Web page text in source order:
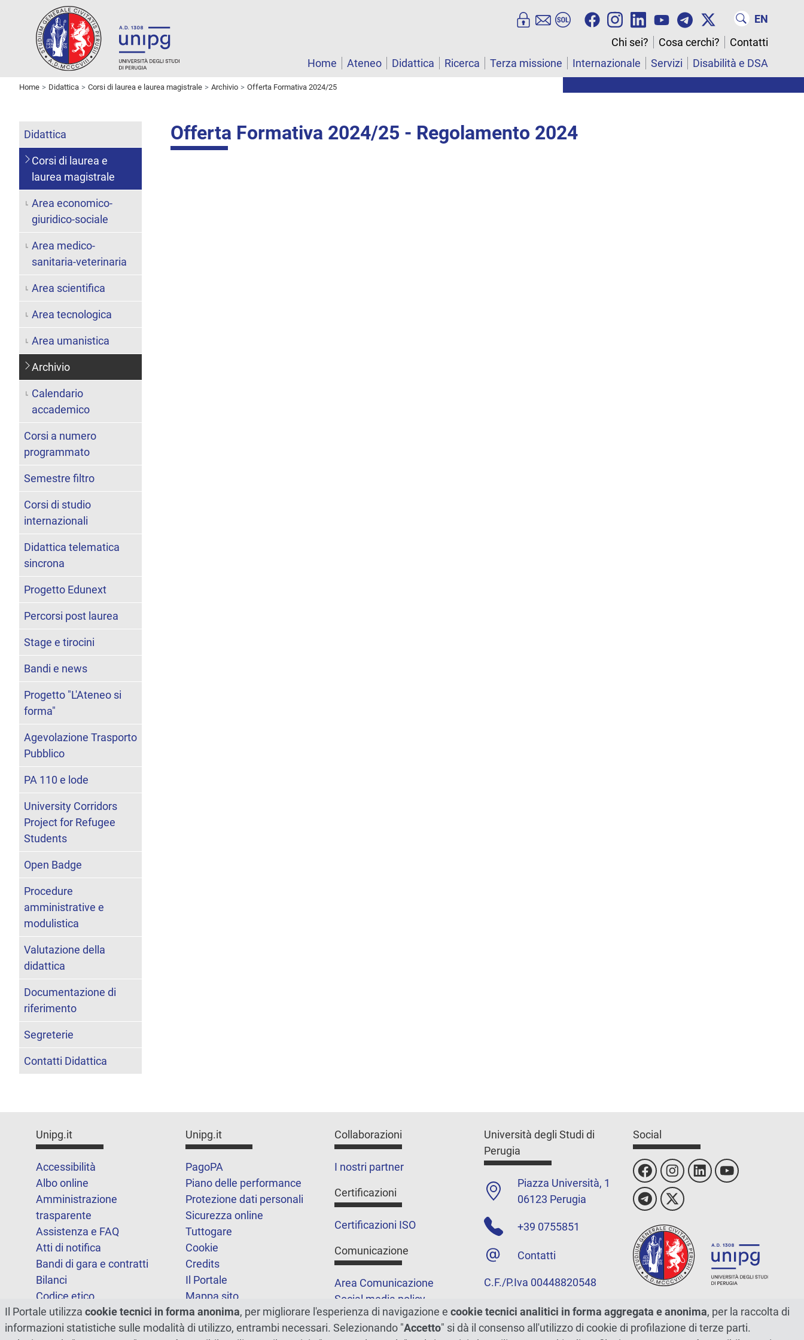
EN
Chi sei?
Cosa cerchi?
Contatti
Home
Ateneo Didattica Ricerca Terza missione Internazionale Servizi Disabilità e DSA
Home Didattica Corsi di laurea e laurea magistrale Archivio Offerta Formativa 2024/25
Offerta Formativa 2024/25 - Regolamento 2024
Didattica
Corsi di laurea e
laurea magistrale
Area economico-
giuridico-sociale
Area medico-
sanitaria-veterinaria
Area scientifica
Area tecnologica
Area umanistica
Archivio
Calendario
accademico
Corsi a numero
programmato
Semestre filtro
Corsi di studio
internazionali
Didattica telematica
sincrona
Progetto Edunext
Percorsi post laurea
Stage e tirocini
Bandi e news
Progetto "L'Ateneo si
forma"
Agevolazione Trasporto
Pubblico
PA 110 e lode
University Corridors
Project for Refugee
Students
Open Badge
Procedure
amministrative e
modulistica
Valutazione della
didattica
Documentazione di
riferimento
Segreterie
Contatti Didattica
Unipg.it
Accessibilità
Albo online
Amministrazione
trasparente
Assistenza e FAQ
Atti di notifica
Bandi di gara e contratti
Bilanci
Codice etico
FOIA
Note legali
Unipg.it
PagoPA
Piano delle performance
Protezione dati personali
Sicurezza online
Tuttogare
Cookie
Credits
Il Portale
Mappa sito
Statistiche
Dichiarazione di
Collaborazioni
I nostri partner
Certificazioni
Certificazioni ISO
Comunicazione
Area Comunicazione
Social media policy
Podcast
Merchandising e shop
Università degli Studi di
Perugia
Piazza Università, 1
06123 Perugia
+39 0755851
Contatti
C.F./P.Iva 00448820548
Social
Il Portale utilizza cookie tecnici in forma anonima, per migliorare l'esperienza di navigazione e cookie tecnici analitici in forma aggregata e anonima, per la raccolta di
informazioni statistiche sulle modalità di utilizzo, entrambi necessari. Selezionando "Accetto" si dà il consenso all'utilizzo di cookie di profilazione di terze parti.